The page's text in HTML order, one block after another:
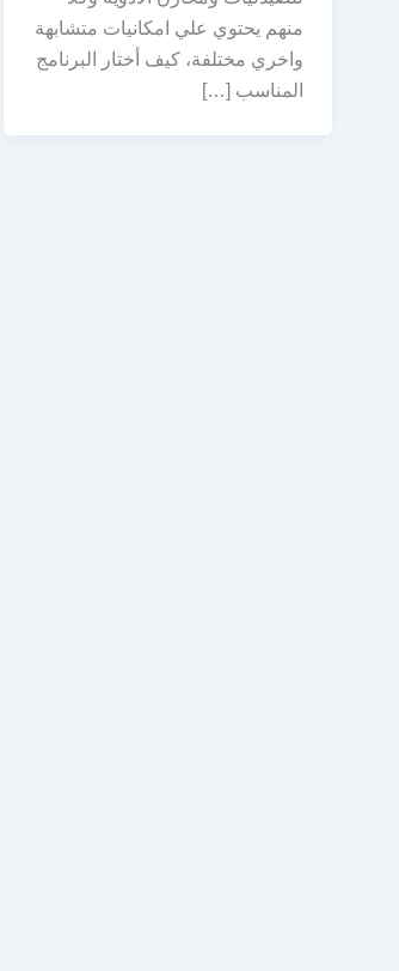
منهم يحتوي علي امكانيات متشابهة
واخري مختلفة، كيف أختار البرنامج
المناسب […]